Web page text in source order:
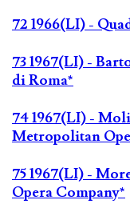
72 1966(LI) -
73 1967(LI) -
di Roma*
74 1967(LI) -
Metropolitan
75 1967(LI) -
Opera Company*